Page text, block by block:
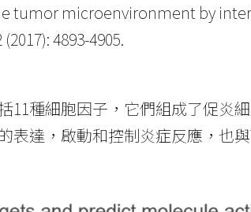
tumor microenvironment by
4893-4905.
11種細胞因子，它們組成了促炎
達，啟動和控制炎症反應，也與